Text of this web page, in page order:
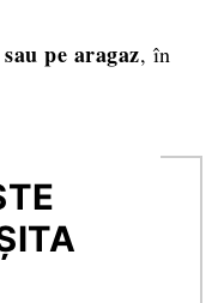
pe aragaz, în